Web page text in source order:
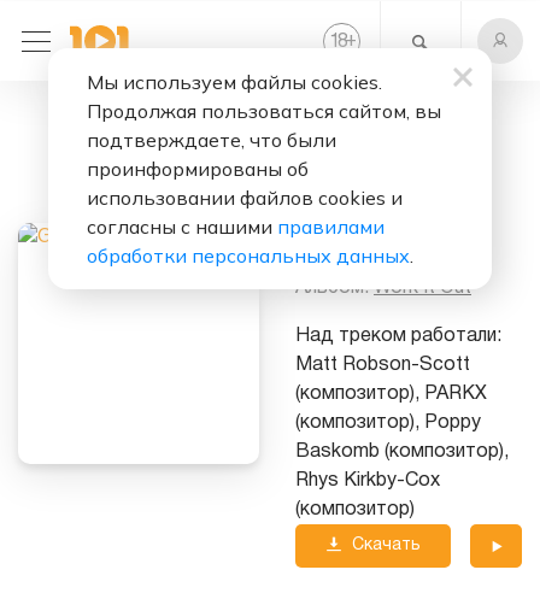
18+
Work It Out
Альбом:Work It Out
Над треком работали:
Matt Robson-Scott
(композитор), PARKX
(композитор), Poppy
Baskomb (композитор),
Rhys Kirkby-Cox
(композитор)
Скачать
Мы используем файлы cookies.
Продолжая пользоваться сайтом, вы
подтверждаете, что были
проинформированы об
использовании файлов cookies и
согласны с нашими правилами
обработки персональных данных.